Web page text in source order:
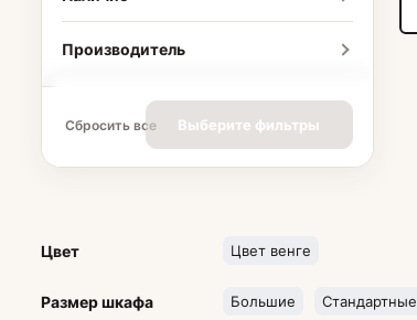
Производитель
Сбросить все Выберите фильтры
Цвет Цвет венге
Размер шкафа Большие Стандартные